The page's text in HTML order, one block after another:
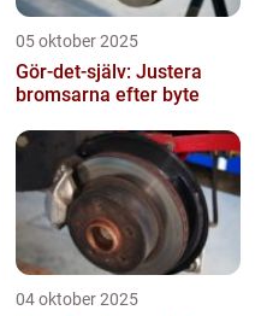
05 oktober 2025
Gör-det-själv: Justera
bromsarna efter byte
04 oktober 2025